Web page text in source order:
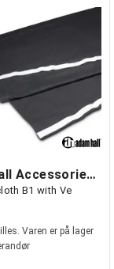
Adam Hall Accessories 0153 X 206 -
B1 with Ve
Varen er på lager